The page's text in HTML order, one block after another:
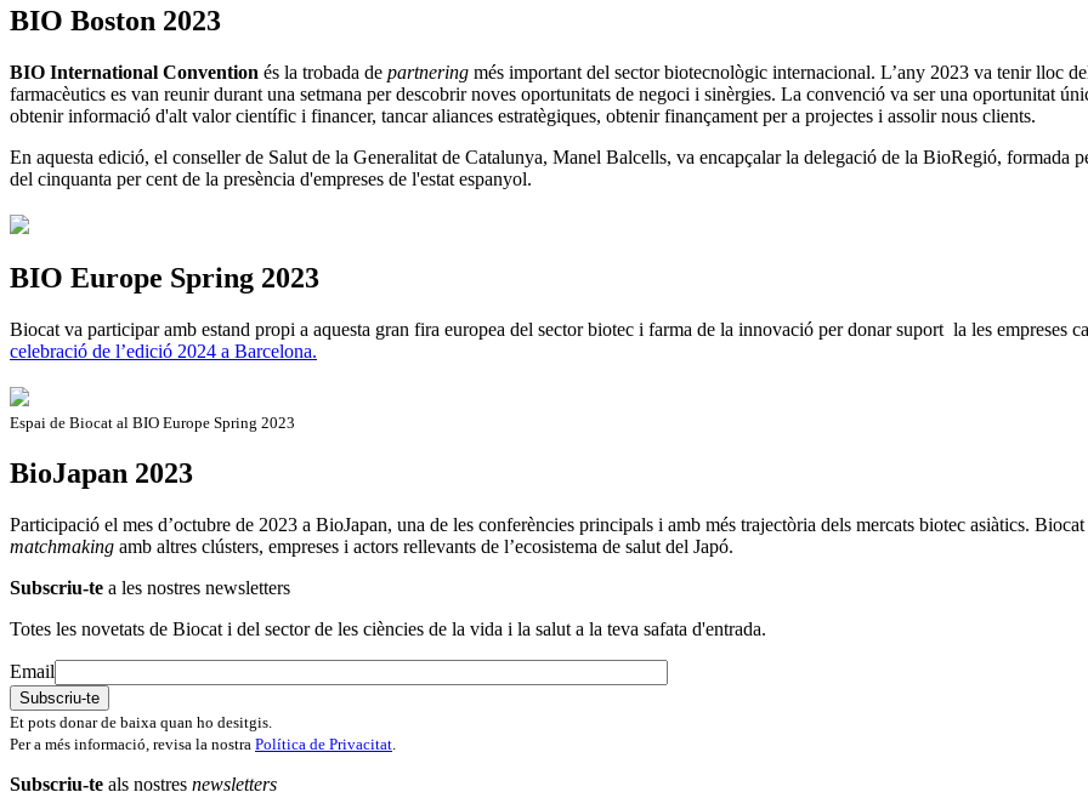
BIO Boston 2023
BIO International Convention és la trobada de partnering més important del sector biotecnològic internacional. L’any 2023 va tenir lloc
farmacèutics es van reunir durant una setmana per descobrir noves oportunitats de negoci i sinèrgies. La convenció va ser una oportunitat
obtenir informació d'alt valor científic i financer, tancar aliances estratègiques, obtenir finançament per a projectes i assolir nous clients.
En aquesta edició, el conseller de Salut de la Generalitat de Catalunya, Manel Balcells, va encapçalar la delegació de la BioRegió, formada
del cinquanta per cent de la presència d'empreses de l'estat espanyol.
BIO Europe Spring 2023
Biocat va participar amb estand propi a aquesta gran fira europea del sector biotec i farma de la innovació per donar suport la les empreses
celebració de l’edició 2024 a Barcelona.
Espai de Biocat al BIO Europe Spring 2023
BioJapan 2023
Participació el mes d’octubre de 2023 a BioJapan, una de les conferències principals i amb més trajectòria dels mercats biotec asiàtics.
matchmaking amb altres clústers, empreses i actors rellevants de l’ecosistema de salut del Japó.
Subscriu-te a les nostres newsletters
Totes les novetats de Biocat i del sector de les ciències de la vida i la salut a la teva safata d'entrada.
Email
Et pots donar de baixa quan ho desitgis.
Per a més informació, revisa la nostra Política de Privacitat.
Subscriu-te als nostres newsletters